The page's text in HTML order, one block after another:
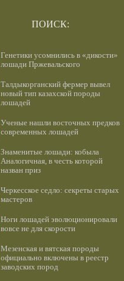
ПОИСК:
Генетики усомнились в «дикости»
лошади Пржевальского
Талдыкорганский фермер вывел
новый тип казахской породы
лошадей
Ученые нашли восточных предков
современных лошадей
Знаменитые лошади: кобыла
Аналогичная, в честь которой
назван приз
Черкесское седло: секреты старых
мастеров
Ноги лошадей эволюционировали
вовсе не для скорости
Мезенская и вятская породы
официально включены в реестр
заводских пород